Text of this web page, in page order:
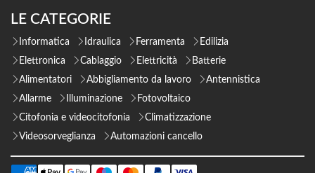
LE CATEGORIE
Informatica Idraulica Ferramenta
Edilizia
Elettronica
Cablaggio Elettricità
Batterie
Alimentatori
Abbigliamento da lavoro
Antennistica
Allarme
Illuminazione
Fotovoltaico
Citofonia e videocitofonia
Climatizzazione
Videosorveglianza
Automazioni cancello